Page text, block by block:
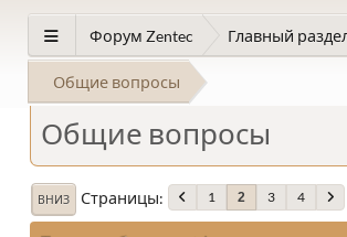
Форум Zentec Главный
Общие вопросы
Общие вопросы
ВНИЗ Страницы 1 2 3 4